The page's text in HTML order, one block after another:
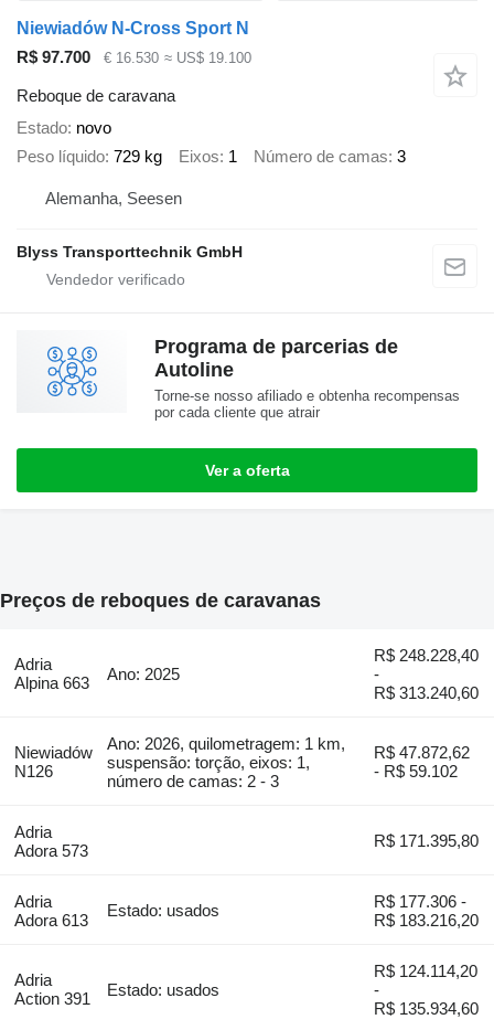
Niewiadów N-Cross Sport N
R$ 97.700
€ 16.530 ≈ US$ 19.100
Reboque de caravana
Estado novo
Peso líquido 729 kg Eixos 1 Número de camas 3
Alemanha, Seesen
Blyss Transporttechnik GmbH
Programa de parcerias de
Autoline
Torne-se nosso afiliado e obtenha recompensas
por cada cliente que atrair
Ver a oferta
Preços de reboques de caravanas
Adria
Alpina 663
Ano: 2025
R$ 248.228,40
-
R$ 313.240,60
Niewiadów
N126
Ano: 2026, quilometragem: 1 km,
suspensão: torção, eixos: 1,
número de camas: 2 - 3
R$ 47.872,62
- R$ 59.102
Adria
Adora 573
R$ 171.395,80
Adria
Adora 613
Estado: usados
R$ 177.306 -
R$ 183.216,20
Adria
Action 391
Estado: usados
R$ 124.114,20
-
R$ 135.934,60